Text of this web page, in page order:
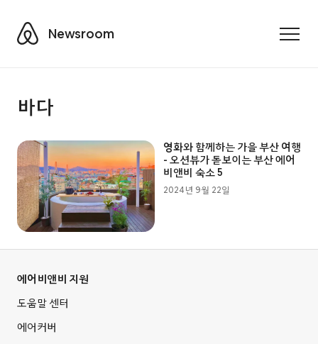
AirbnbNewsroom
바다
영화와 함께하는 가을 부산 여행
- 오션뷰가 돋보이는 부산 에어
비앤비 숙소 5
2024년 9월 22일
에어비앤비 지원
도움말 센터
에어커버